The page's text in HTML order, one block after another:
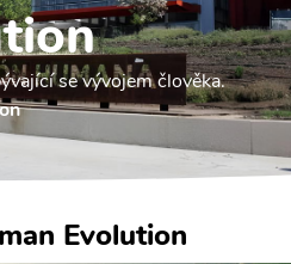
se vývojem člověka.
Evolution